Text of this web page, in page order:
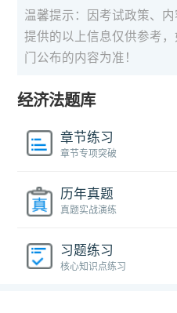
温馨提示：因考试政策、
提供的以上信息仅供参考
门公布的内容为准！
经济法题库
章节练习
章节专项突破
历年真题
真题实战演练
习题练习
核心知识点练习